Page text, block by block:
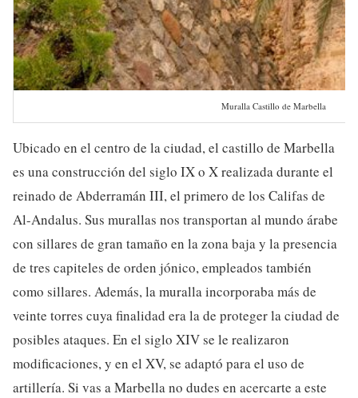
Muralla Castillo de Marbella
Ubicado en el centro de la ciudad, el castillo de Marbella
es una construcción del siglo IX o X realizada durante el
reinado de Abderramán III, el primero de los Califas de
Al-Andalus. Sus murallas nos transportan al mundo árabe
con sillares de gran tamaño en la zona baja y la presencia
de tres capiteles de orden jónico, empleados también
como sillares. Además, la muralla incorporaba más de
veinte torres cuya finalidad era la de proteger la ciudad de
posibles ataques. En el siglo XIV se le realizaron
modificaciones, y en el XV, se adaptó para el uso de
artillería. Si vas a Marbella no dudes en acercarte a este